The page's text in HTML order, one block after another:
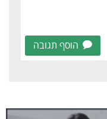
הוסף תגובה